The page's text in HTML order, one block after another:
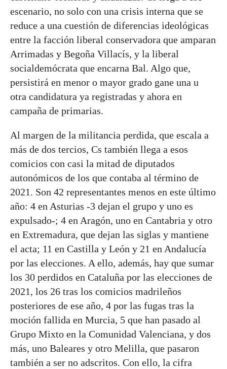
escenario, no solo con una crisis interna que se
reduce a una cuestión de diferencias ideológicas
entre la facción liberal conservadora que amparan
Arrimadas y Begoña Villacís, y la liberal
socialdemócrata que encarna Bal. Algo que,
persistirá en menor o mayor grado gane una u
otra candidatura ya registradas y ahora en
campaña de primarias.
Al margen de la militancia perdida, que escala a
más de dos tercios, Cs también llega a esos
comicios con casi la mitad de diputados
autonómicos de los que contaba al término de
2021. Son 42 representantes menos en este último
año: 4 en Asturias -3 dejan el grupo y uno es
expulsado-; 4 en Aragón, uno en Cantabria y otro
en Extremadura, que dejan las siglas y mantiene
el acta; 11 en Castilla y León y 21 en Andalucía
por las elecciones. A ello, además, hay que sumar
los 30 perdidos en Cataluña por las elecciones de
2021, los 26 tras los comicios madrileños
posteriores de ese año, 4 por las fugas tras la
moción fallida en Murcia, 5 que han pasado al
Grupo Mixto en la Comunidad Valenciana, y dos
más, uno Baleares y otro Melilla, que pasaron
también a ser no adscritos. Con ello, la cifra